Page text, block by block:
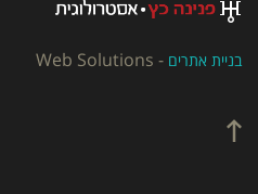
בניית אתרים -
Web Solutions